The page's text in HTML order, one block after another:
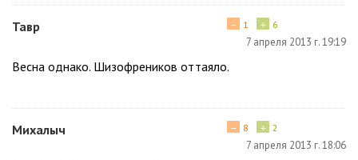
Тавр + 6
− 1
7 апреля 2013 г. 19:19
Весна однако. Шизофреников оттаяло.
Михалыч + 2
− 8
7 апреля 2013 г. 18:06